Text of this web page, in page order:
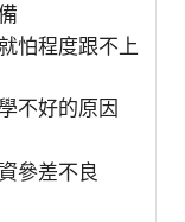
怕程度跟不上
不好的原因
參差不良